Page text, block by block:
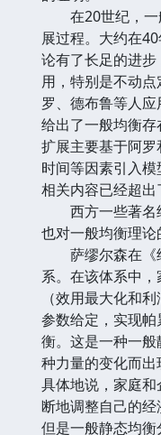
在20世纪，一
展过程。大约在
论有了长足的进
用，特别是不动
罗、德布鲁等人
给出了一般均衡
扩展主要基于阿罗
时间等因素引入模
相关内容已经超出
西方一些著名
也对一般均衡理论
萨缪尔森在《
系。在该体系中
（效用最大化和
参数给定，实现
衡。这是一种一
种力量的变化而出
具体地说，家庭
断地调整自己的经
但是一般静态均